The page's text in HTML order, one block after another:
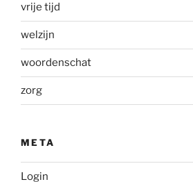
vrije tijd
welzijn
woordenschat
zorg
META
Login